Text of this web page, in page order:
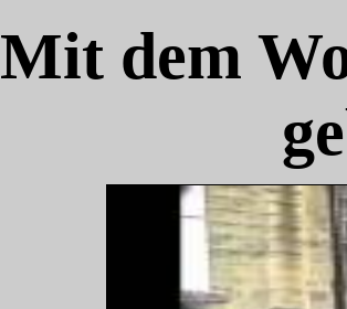
Mit dem